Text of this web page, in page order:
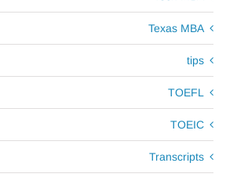
Texas MBA
tips
TOEFL
TOEIC
Transcripts